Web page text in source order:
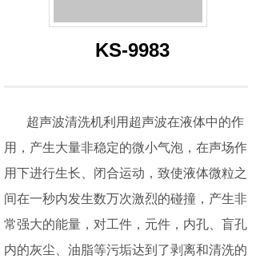
KS-9983
超声波清洗机利用超声波在液体中的作
用，产生大量非稳定的微小气泡，在声场作
用下进行生长、闭合运动，致使液体微粒之
间在一秒内发生数万次激烈的碰撞，产生非
常强大的能量，对工件，元件，内孔、盲孔
内的灰尘、油脂等污垢达到了剥离和清洗的